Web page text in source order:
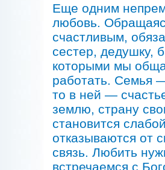
Еще одним
любовь.
счастливым,
сестер, дедушку,
которыми мы
работать. Семья
то в ней —
землю, страну
становится
отказываются от
связь. Любить
встречаемся с